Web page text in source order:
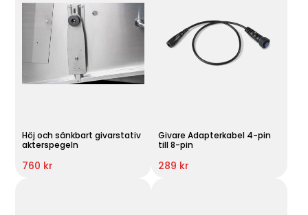
Höj och sänkbart givarstativ
akterspegeln
760 kr
Givare Adapterkabel 4-pin
till 8-pin
289 kr